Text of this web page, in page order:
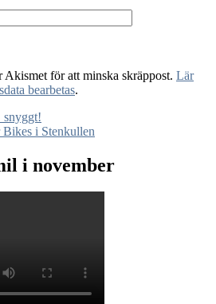
Akismet för att minska skräppost. Lär
bearbetas.
i Stenkullen
i november